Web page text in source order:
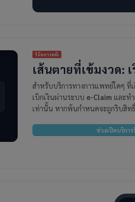
วินัยการคลัง
เส้นตายที่เข้มงวด:
สำหรับบริการทางการแพทย์ใดๆ ที่
เบิกเงินผ่านระบบ e-Claim และท
เท่านั้น หากพ้นกำหนดจะถูกริบสิท
ช่วงเปิดบริกา